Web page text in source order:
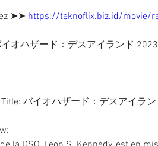
➤➤ https://teknoflix.biz.id/movie/
オハザード：デスアイランド 2023
バイオハザード：デスアイラン